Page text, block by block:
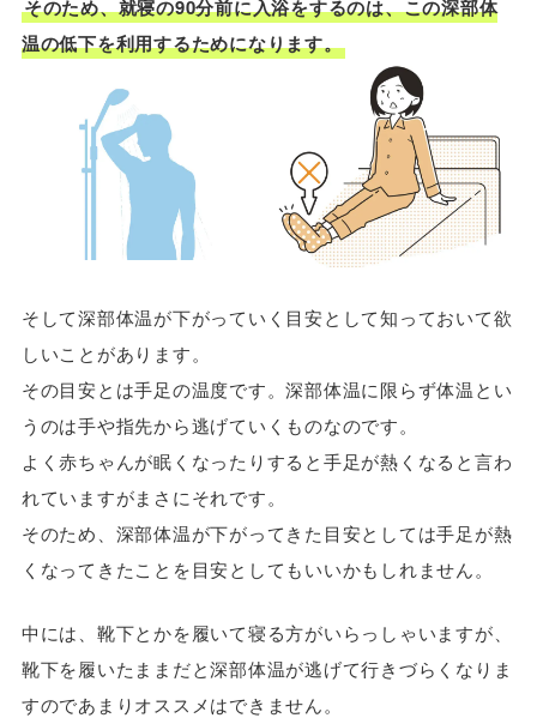
そのため、就寝の90分前に入浴をするのは、この深部体
温の低下を利用するためになります。
そして深部体温が下がっていく目安として知っておいて欲
しいことがあります。
その目安とは手足の温度です。深部体温に限らず体温とい
うのは手や指先から逃げていくものなのです。
よく赤ちゃんが眠くなったりすると手足が熱くなると言わ
れていますがまさにそれです。
そのため、深部体温が下がってきた目安としては手足が熱
くなってきたことを目安としてもいいかもしれません。
中には、靴下とかを履いて寝る方がいらっしゃいますが、
靴下を履いたままだと深部体温が逃げて行きづらくなりま
すのであまりオススメはできません。